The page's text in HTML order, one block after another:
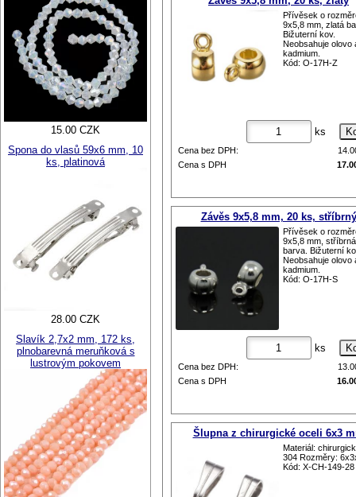
Přívěsek o
9x5,8 mm, zlatá
Bižuterní kov.
Neobsahuje olovo
kadmium.
Kód: O-17H-Z
ks
Cena bez DPH:
Cena s DPH
Závěs 9x5,8 mm, 20 ks, stříbrný
Přívěsek o
9x5,8 mm, stříbrná
barva. Bižuterní
Neobsahuje olovo
kadmium.
Kód: O-17H-S
ks
Cena bez DPH:
Cena s DPH
Šlupna z chirurgické oceli 6x3
Materiál:
304 Rozměry:
Kód: X-CH-149-28
15.00 CZK
Spona do vlasů 59x6 mm, 10
ks, platinová
28.00 CZK
Slavík 2,7x2 mm, 172 ks,
plnobarevná meruňková s
lustrovým pokovem